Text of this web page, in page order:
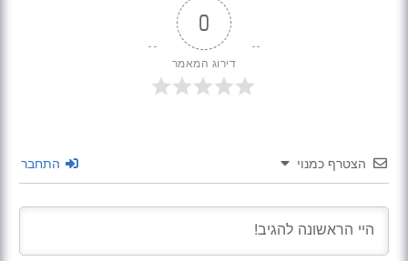
0
דירוג המאמר
הצטרף כמנוי התחבר